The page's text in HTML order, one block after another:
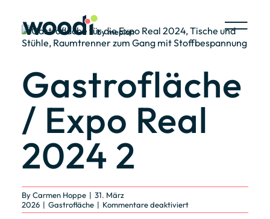
contentView
Larger
Gastrofläche
/ Expo Real
2024 2
ByCarmen Hoppe | 31. März
2026 | Gastrofläche | Kommentare deaktiviertfür
Gastrofläche